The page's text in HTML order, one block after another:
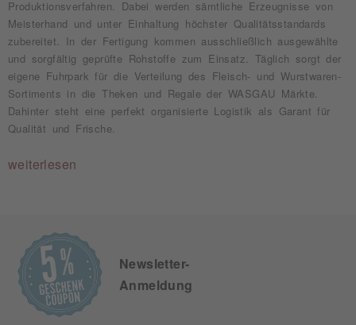
Produktionsverfahren. Dabei werden sämtliche Erzeugnisse von
Meisterhand und unter Einhaltung höchster Qualitätsstandards
zubereitet. In der Fertigung kommen ausschließlich ausgewählte
und sorgfältig geprüfte Rohstoffe zum Einsatz. Täglich sorgt der
eigene Fuhrpark für die Verteilung des Fleisch- und Wurstwaren-
Sortiments in die Theken und Regale der WASGAU Märkte.
Dahinter steht eine perfekt organisierte Logistik als Garant für
Qualität und Frische.
weiterlesen
Newsletter-
Anmeldung